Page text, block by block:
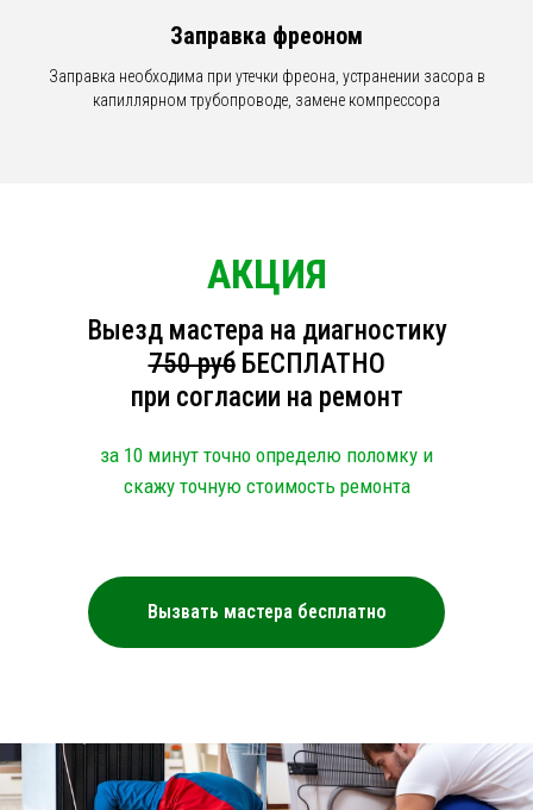
Заправка фреоном
Заправка необходима при утечки фреона, устранении засора в
капиллярном трубопроводе, замене компрессора
Вызвать мастера бесплатно
Выезд мастера на диагностику
750 рубБЕСПЛАТНО
при согласии на ремонт
АКЦИЯ
за 10 минут точно определю поломку и
скажу точную стоимость ремонта